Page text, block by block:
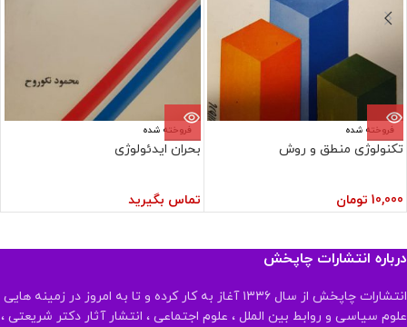
فروخته شده
تکنولوژی منطق و روش
10,000 تومان
فروخته شده
بحران ایدئولوژی
تماس بگیرید
درباره انتشارات چاپخش
انتشارات چاپخش از سال ۱۳۳۶ آغاز به کار کرده و تا به امروز در زمینه هایی
علوم سیاسی و روابط بین الملل ، علوم اجتماعی ، انتشار آثار دکتر شریعتی ،